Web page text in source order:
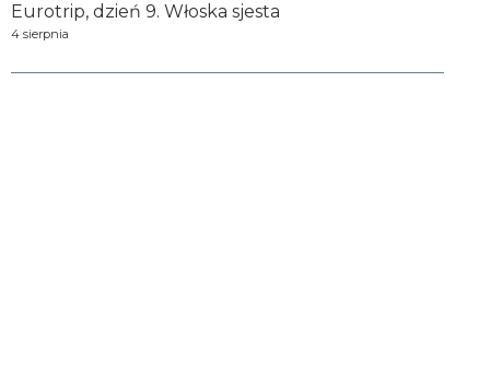
Eurotrip, dzień 9. Włoska sjesta
4 sierpnia